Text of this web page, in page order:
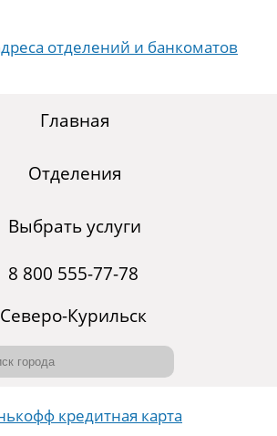
Главная
Отделения
Выбрать услуги
8 800 555-77-78
Северо-Курильск